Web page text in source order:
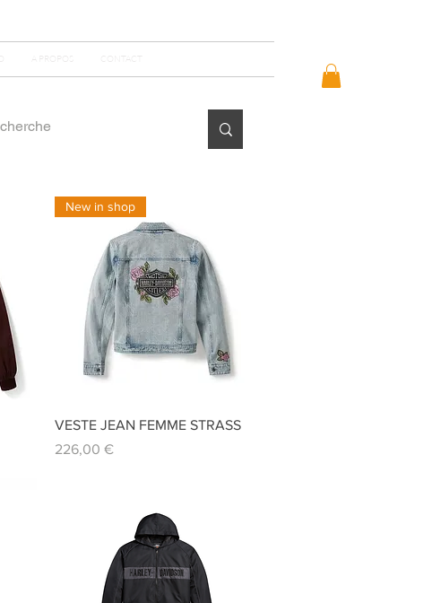
A PROPOS CONTACT
Aperçu rapide
New in shop
VESTE JEAN FEMME STRASS
Prix
226,00 €